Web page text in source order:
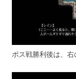
ボス戦勝利後は、右